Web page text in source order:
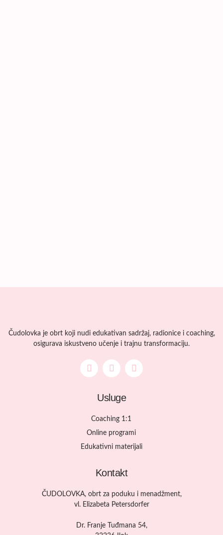
Čudolovka je obrt koji nudi edukativan sadržaj, radionice i coaching,
osigurava iskustveno učenje i trajnu transformaciju.
Usluge
Coaching 1:1
Online programi
Edukativni materijali
Kontakt
ČUDOLOVKA, obrt za poduku i menadžment,
vl. Elizabeta Petersdorfer
Dr. Franje Tuđmana 54,